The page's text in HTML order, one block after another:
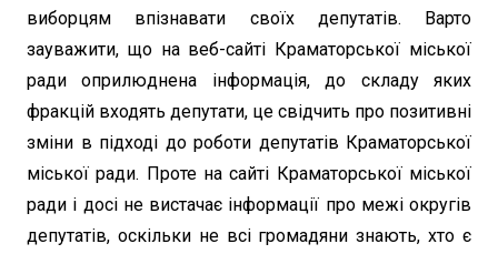
виборцям впізнавати своїх депутатів. Варто
зауважити, що на веб-сайті Краматорської міської
ради оприлюднена інформація, до складу яких
фракцій входять депутати, це свідчить про позитивні
зміни в підході до роботи депутатів Краматорської
міської ради. Проте на сайті Краматорської міської
ради і досі не вистачає інформації про межі округів
депутатів, оскільки не всі громадяни знають, хто є